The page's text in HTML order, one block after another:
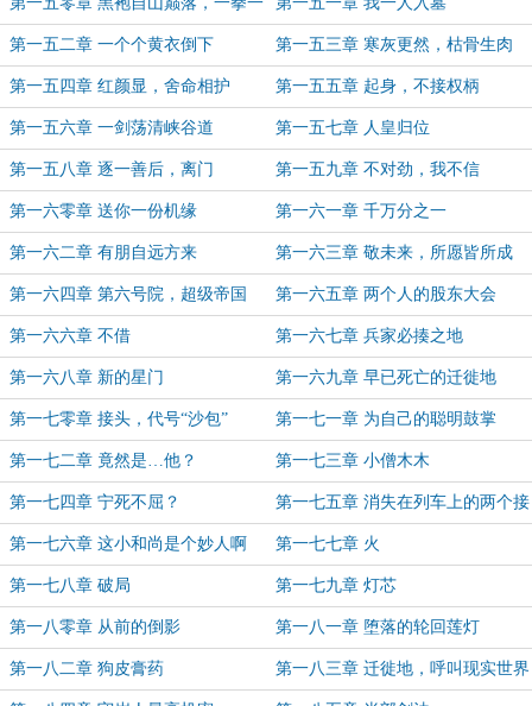
个
第一五二章 一个个黄衣倒下 第一五三章 寒灰更然，枯骨生肉
第一五四章 红颜显，舍命相护 第一五五章 起身，不接权柄
第一五六章 一剑荡清峡谷道 第一五七章 人皇归位
第一五八章 逐一善后，离门 第一五九章 不对劲，我不信
第一六零章 送你一份机缘 第一六一章 千万分之一
第一六二章 有朋自远方来 第一六三章 敬未来，所愿皆所成
第一六四章 第六号院，超级帝国 第一六五章 两个人的股东大会
第一六六章 不借 第一六七章 兵家必揍之地
第一六八章 新的星门 第一六九章 早已死亡的迁徙地
第一七零章 接头，代号“沙包” 第一七一章 为自己的聪明鼓掌
第一七二章 竟然是…他？ 第一七三章 小僧木木
第一七四章 宁死不屈？ 第一七五章 消失在列车上的两个接
头人
第一七六章 这小和尚是个妙人啊 第一七七章 火
第一七八章 破局 第一七九章 灯芯
第一八零章 从前的倒影 第一八一章 堕落的轮回莲灯
第一八二章 狗皮膏药 第一八三章 迁徙地，呼叫现实世界